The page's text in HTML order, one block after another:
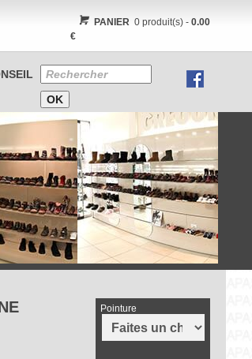
PANIER 0 produit(s) -0.00
€
Pointure